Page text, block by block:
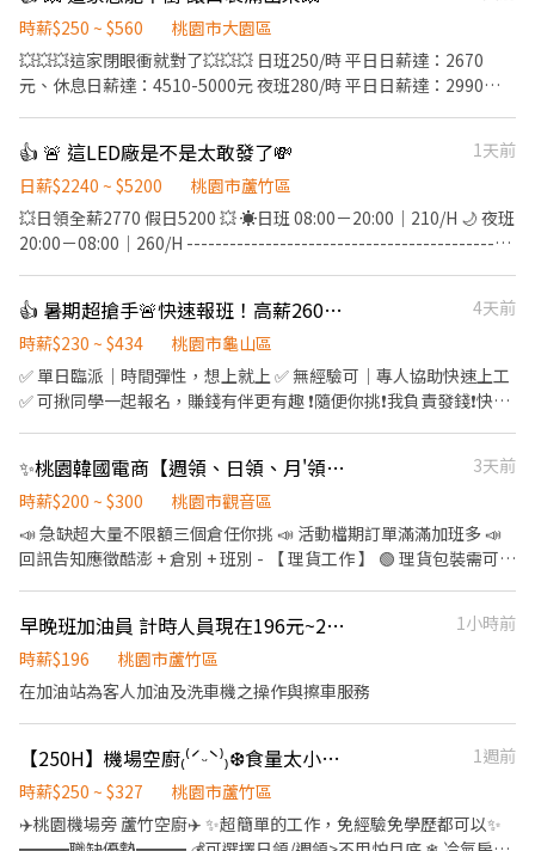
時薪$250 ~ $560
桃園市大園區
💥💥💥這家閉眼衝就對了💥💥💥 日班250/時 平日日薪達：2670
元、休息日薪達：4510-5000元 夜班280/時 平日日薪達：2990
夜班20:00-05:30 加班06:00-08:00 ---------------------------------
--------- ▪️交通車: 桃園高鐵 民權西路捷運站 ▪️提供日領、週領 ▪️
無經驗可，工作內容簡易好上手 ▪️免費供餐、免無塵服 ▪️書審報名
快速上工、長期穩定 ▪️提供員工宿舍免押金免水電 -----------------
------------------------ #桃園 #八德 #大南 #日領現金 #立即上工 📲
威先生 https://lin.ee/5eFUoLO
👍 🚨 這LED廠是不是太敢發了💸
1天前
日薪$2240 ~ $5200
桃園市蘆竹區
💥日領全薪2770 假日5200 💥 ☀️日班 08:00－20:00｜210/H 🌙 夜班
20:00－08:00｜260/H ----------------------------------------------
週休二日還見紅休(愛賺加班費的這邊有福了) 🚌免費交通車(免費先
報名就對了) ------------------------------------------------------
劉小姐帶你上班去🫶🏻 ᴸᴵᴺᴱ ᴵᴰ a0909080315
https://reurl.cc/Z8OmnW 加入請提供姓名｜電話｜職缺即可
👍 暑期超搶手🚨快速報班！高薪260🔥日領現賺💸多時段任選！
4天前
時薪$230 ~ $434
桃園市龜山區
✅ 單日臨派｜時間彈性，想上就上 ✅ 無經驗可｜專人協助快速上工
✅ 可揪同學一起報名，賺錢有伴更有趣 ❗️隨便你挑❗️我負責發錢❗️快找
17:30－22:30 夜班: 00:00－08:00 夜11班:23:00－08:00 晚9班：
21:00－06:00 ~~~~~~~~~~~~~~~~~~~~~~~~~~~~~~ 💸時薪230💸
專區 早9班：09:00 － 18:00 早8班：08:00 －17:00 午13班：13:00
－20:00 午14班：14:00－23:00 工作內容: 簡單分貨＋包裹整理 工作
津貼加碼250~600💸 🕒 上班時段 ▪ 早班：08:00 - 17:00｜時薪
$210 ▪ 晚班：18:00 - 03:00｜時薪 $240 地址: 桃1📍桃園市大園區
建國路 桃3📍桃園市大園區中山南路 桃4📍桃園市觀音區玉林路一段
桃5📍桃園市觀音區寶倉街 桃6📍桃園市大園區航翔路 RC8📍桃園市
楊梅區環東路 桃9📍桃園市大園區建國路 桃17📍桃園市大園區開和
路 ━━━━━━━━━━━━━━━━━━━━━ ❤️𝑳𝒊𝒏𝒆 𝑰𝑫：
【@317tpzqd】明熙-Blue專員 加入後請留下您的姓名+電話+職缺
截圖 以便專員快速替你登記報班🙏 1對1專人為您服務😁 真心不騙
⭕️免費諮詢 ❌無收取仲介費
✨桃園韓國電商【週領、日領、月'領、現金、匯款】【假日班皆有】交通車🩷
3天前
時薪$200 ~ $300
桃園市觀音區
📣 急缺超大量不限額三個倉任你挑 📣 活動檔期訂單滿滿加班多 📣
回訊告知應徵酷澎 + 倉別 + 班別 - 【 理貨工作 】 🟢 理貨包裝需可接
https://reurl.cc/rErN4Z ) 🟢【 臨時工 】任何倉都沒有提供交通車
服務 - 【 上班地點 】 🔔 桃園 1 倉 : 大園建國路 (5F) ( 周休、假日早
班 ) 🔔 桃園 3 倉 : 大園中山南路 ( 假日班 ) 🔔 桃園 4 倉 : 觀音區玉林
🔔 桃園 10 倉：觀音區玉林路一段 🔔 桃園 12 倉：楊梅區環東路 (7
倉樓下) 🔔 桃園 17 倉：大園區開和路 ( 限排休 ) 🔔 桃園 RC8：楊梅
區環東路 (4'F) ( 後面有寫缺長派才有缺，沒標註的都是無缺額 ) - ((
堆高機需有證照及回訓證明 )) - 【 休假方式 】 周一至周日排休，一
早晚班加油員 計時人員現在196元~240元 職缺有限先搶先贏
1小時前
時薪$196
桃園市蘆竹區
在加油站為客人加油及洗車機之操作與擦車服務
【250H】機場空廚₍⁽ˊᵕˋ⁾₎❆食量太小別來🙋‍♀️24H免費供餐冷氣房 多種班別
1週前
時薪$250 ~ $327
桃園市蘆竹區
✈️桃園機場旁 蘆竹空廚✈️ ✨超簡單的工作，免經驗免學歷都可以✨